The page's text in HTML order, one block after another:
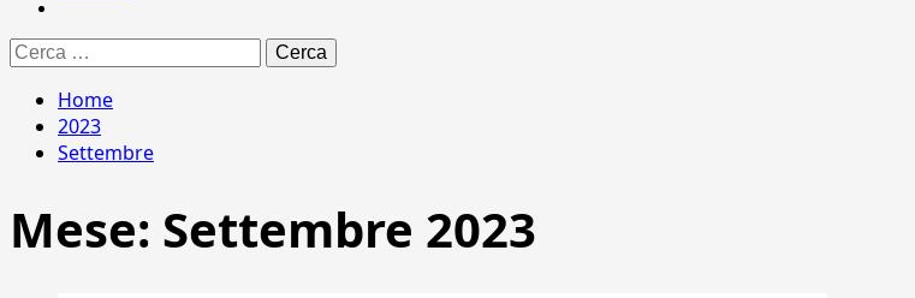
Ricerca
per:
Home
2023
Settembre
Mese: Settembre 2023